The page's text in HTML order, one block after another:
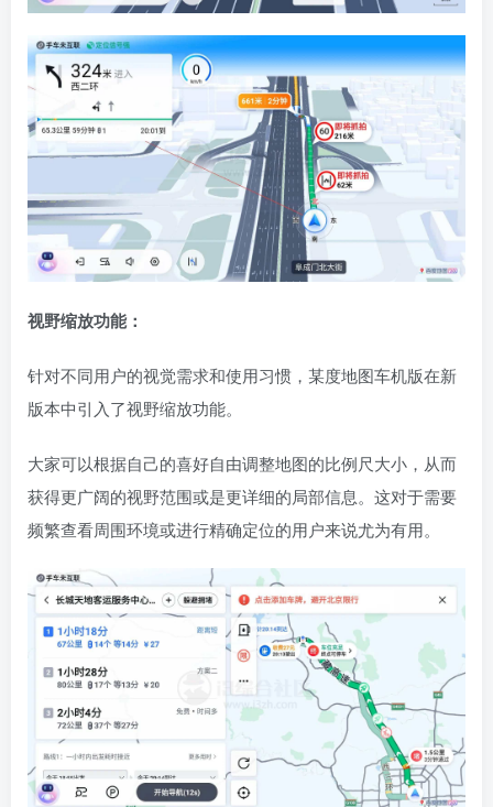
视野缩放功能：
针对不同用户的视觉需求和使用习惯，某度地图车机版在新
版本中引入了视野缩放功能。
大家可以根据自己的喜好自由调整地图的比例尺大小，从而
获得更广阔的视野范围或是更详细的局部信息。这对于需要
频繁查看周围环境或进行精确定位的用户来说尤为有用。